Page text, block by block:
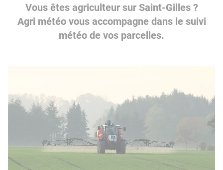
Vous êtes agriculteur sur Saint-Gilles ?
Agri météo vous accompagne dans le suivi
météo de vos parcelles.